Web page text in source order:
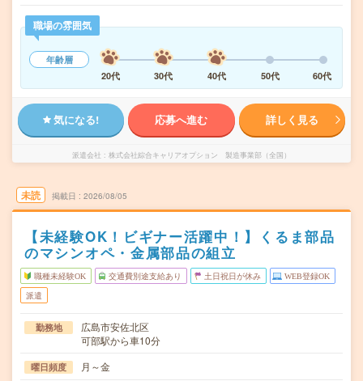
職場の雰囲気
年齢層
20代
30代 40代 50代 60代
気になる! 応募へ進む 詳しく見る
派遣会社 株式会社綜合キャリアオプション 製造事業部（全国）
未読 掲載日 2026/08/05
【未経験OK！ビギナー活躍中！】くるま部品
のマシンオペ・金属部品の組立
職種未経験OK 交通費別途支給あり 土日祝日が休み WEB登録OK
派遣
勤務地
広島市安佐北区
可部駅から車10分
曜日頻度 月～金